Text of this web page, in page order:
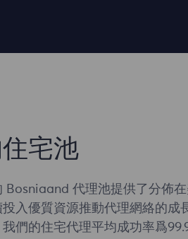
宅池
Bosniaand 代理池提供了分佈
入優質資源推動代理網絡的成
們的住宅代理平均成功率爲